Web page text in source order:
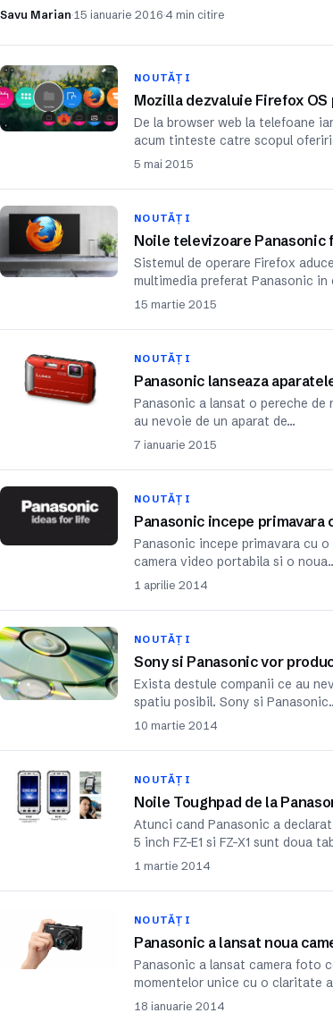
Savu Marian 15 ianuarie 2016 4 min citire
NOUTĂȚI
Mozilla dezvaluie Firefox
De la browser web la telefoane
acum tinteste catre scopul
5 mai 2015
NOUTĂȚI
Noile televizoare Panasonic
Sistemul de operare Firefox
multimedia preferat Panasonic
15 martie 2015
NOUTĂȚI
Panasonic lanseaza
Panasonic a lansat o pereche
au nevoie de un aparat de…
7 ianuarie 2015
NOUTĂȚI
Panasonic incepe primavara
Panasonic incepe primavara cu
camera video portabila si o
1 aprilie 2014
NOUTĂȚI
Sony si Panasonic vor
Exista destule companii ce au
spatiu posibil. Sony si
10 martie 2014
NOUTĂȚI
Noile Toughpad de la
Atunci cand Panasonic a
5 inch FZ-E1 si FZ-X1 sunt doua
1 martie 2014
NOUTĂȚI
Panasonic a lansat noua
Panasonic a lansat camera foto
momentelor unice cu o claritate
18 ianuarie 2014